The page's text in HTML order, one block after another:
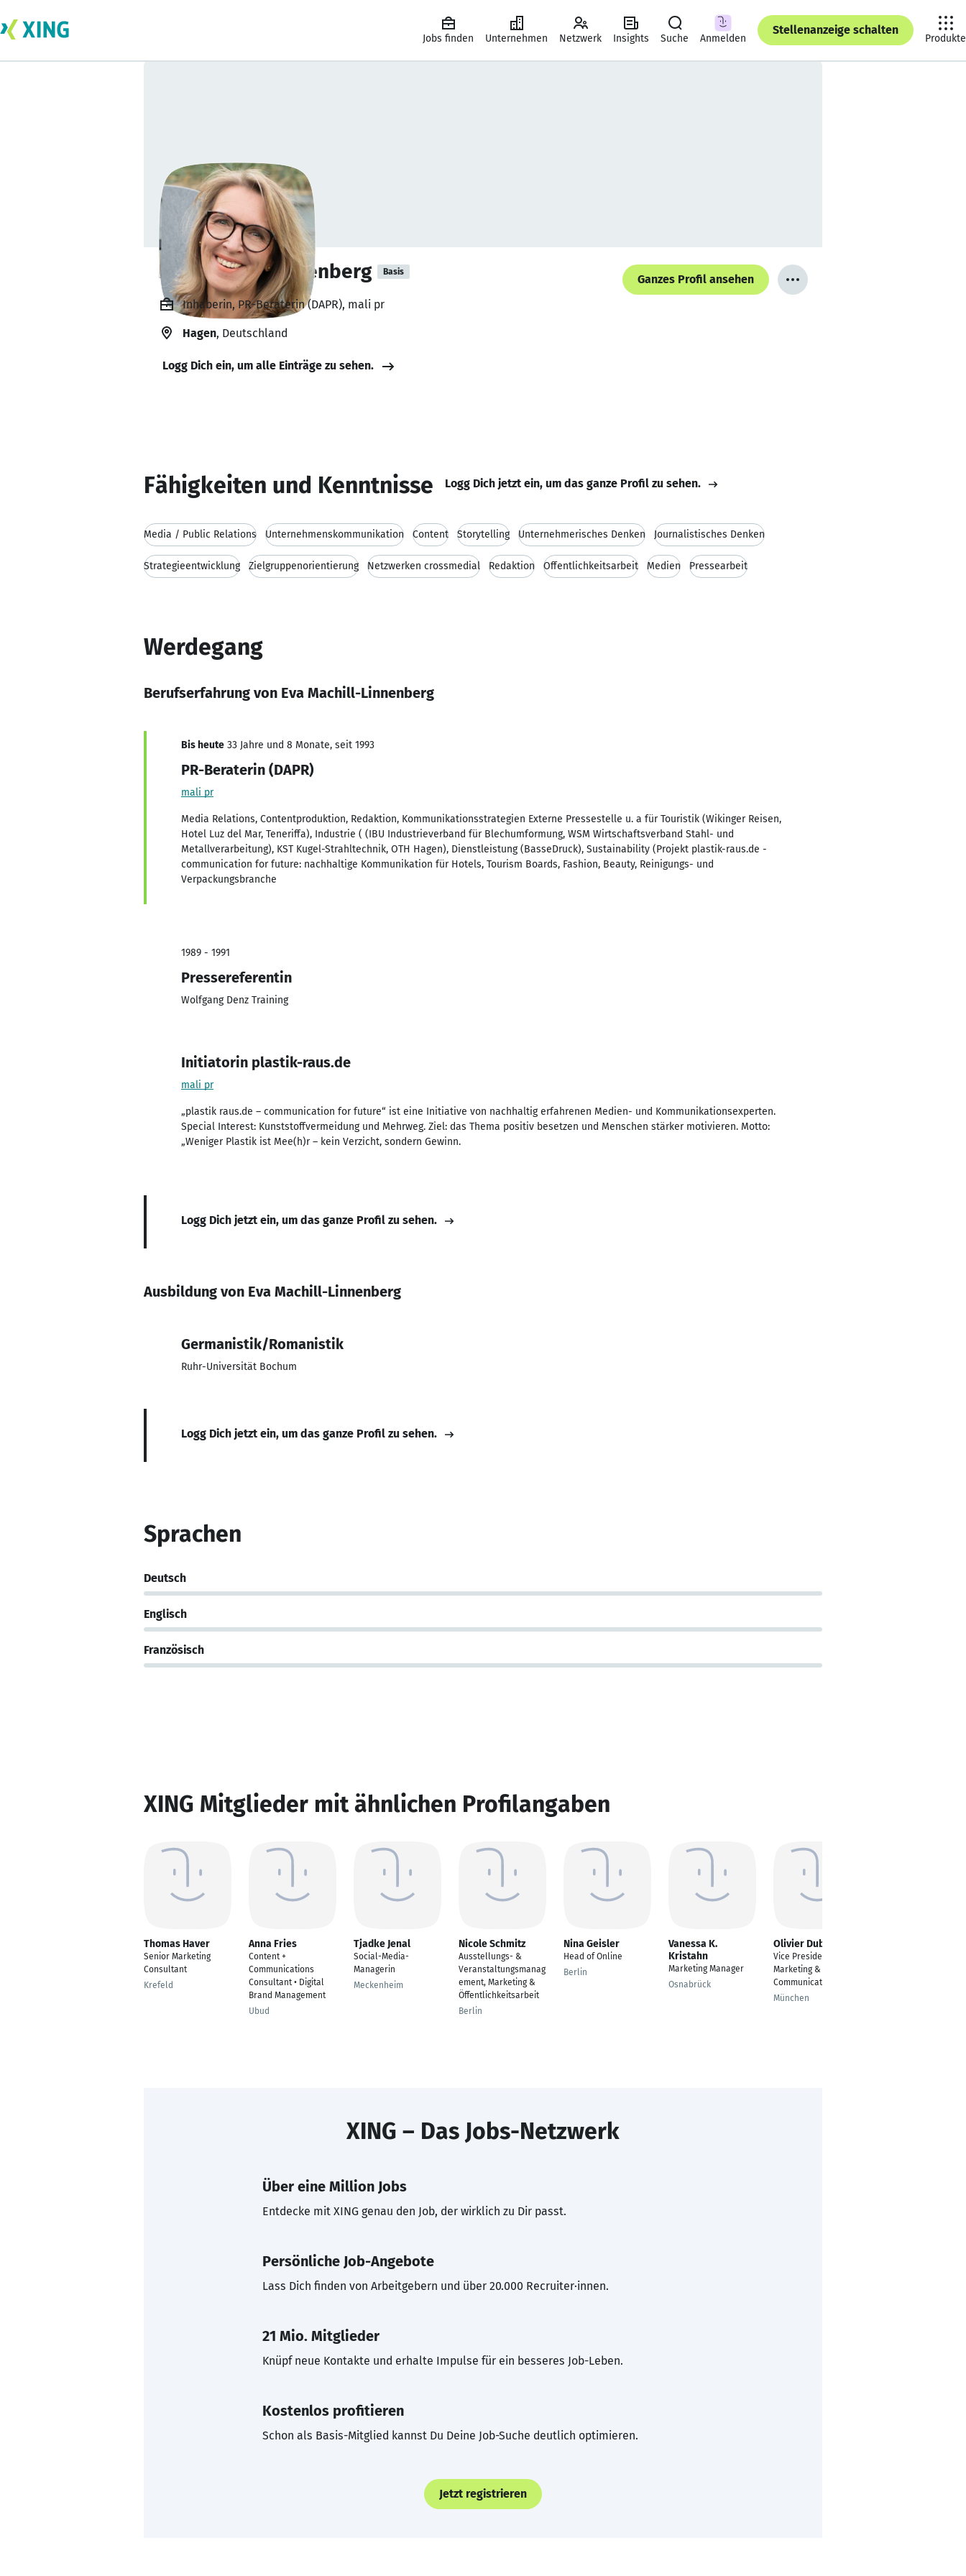
Jobs finden Unternehmen Netzwerk Insights Suche Anmelden
Stellenanzeige schalten
Produkte
Eva Machill-Linnenberg Basis
Ganzes Profil ansehen
Inhaberin, PR-Beraterin (DAPR), mali pr
Hagen, Deutschland
Logg Dich ein, um alle Einträge zu sehen.
Fähigkeiten und Kenntnisse Logg Dich jetzt ein, um das ganze Profil zu sehen.
Media / Public Relations Unternehmenskommunikation Content Storytelling Unternehmerisches Denken Journalistisches Denken
Strategieentwicklung Zielgruppenorientierung Netzwerken crossmedial Redaktion Öffentlichkeitsarbeit Medien Pressearbeit
Werdegang
Berufserfahrung von Eva Machill-Linnenberg
Bis heute 33 Jahre und 8 Monate, seit 1993
PR-Beraterin (DAPR)
mali pr
Media Relations, Contentproduktion, Redaktion, Kommunikationsstrategien Externe Pressestelle u. a für Touristik (Wikinger Reisen,
Hotel Luz del Mar, Teneriffa), Industrie ( (IBU Industrieverband für Blechumformung, WSM Wirtschaftsverband Stahl- und
Metallverarbeitung), KST Kugel-Strahltechnik, OTH Hagen), Dienstleistung (BasseDruck), Sustainability (Projekt plastik-raus.de -
communication for future: nachhaltige Kommunikation für Hotels, Tourism Boards, Fashion, Beauty, Reinigungs- und
Verpackungsbranche
1989 - 1991
Pressereferentin
Wolfgang Denz Training
Initiatorin plastik-raus.de
mali pr
„plastik raus.de – communication for future“ ist eine Initiative von nachhaltig erfahrenen Medien- und Kommunikationsexperten.
Special Interest: Kunststoffvermeidung und Mehrweg. Ziel: das Thema positiv besetzen und Menschen stärker motivieren. Motto:
„Weniger Plastik ist Mee(h)r – kein Verzicht, sondern Gewinn.
Logg Dich jetzt ein, um das ganze Profil zu sehen.
Ausbildung von Eva Machill-Linnenberg
Germanistik/Romanistik
Ruhr-Universität Bochum
Logg Dich jetzt ein, um das ganze Profil zu sehen.
Sprachen
Deutsch
Englisch
Französisch
XING Mitglieder mit ähnlichen Profilangaben
Thomas Haver
Senior Marketing
Consultant
Krefeld
Anna Fries
Content +
Communications
Consultant • Digital
Brand Management
Ubud
Tjadke Jenal
Social-Media-
Managerin
Meckenheim
Nicole Schmitz
Ausstellungs- &
Veranstaltungsmanag
ement, Marketing &
Öffentlichkeitsarbeit
Berlin
Nina Geisler
Head of Online
Berlin
Vanessa K.
Kristahn
Marketing Manager
Osnabrück
Olivier Dubois
Vice President
Marketing &
Communications
München
XING – Das Jobs-Netzwerk
Über eine Million Jobs
Entdecke mit XING genau den Job, der wirklich zu Dir passt.
Persönliche Job-Angebote
Lass Dich finden von Arbeitgebern und über 20.000 Recruiter·innen.
21 Mio. Mitglieder
Knüpf neue Kontakte und erhalte Impulse für ein besseres Job-Leben.
Kostenlos profitieren
Schon als Basis-Mitglied kannst Du Deine Job-Suche deutlich optimieren.
Jetzt registrieren